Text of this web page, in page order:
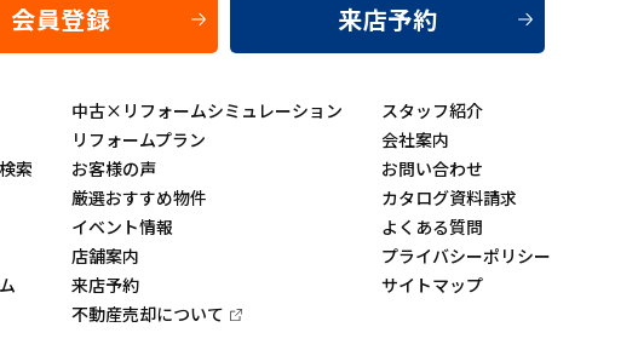
会員登録 来店予約
索
中古×リフォームシミュレーション
リフォームプラン
お客様の声
厳選おすすめ物件
イベント情報
店舗案内
来店予約
不動産売却について
スタッフ紹介
会社案内
お問い合わせ
カタログ資料請求
よくある質問
プライバシーポリシー
サイトマップ